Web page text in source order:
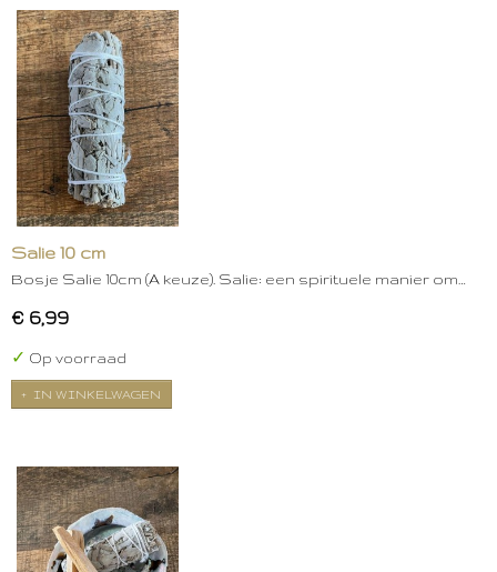
Salie 10 cm
Bosje Salie 10cm (A keuze). Salie: een spirituele manier om…
€ 6,99
✓ Op voorraad
IN WINKELWAGEN